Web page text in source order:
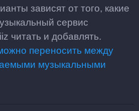
зависят от того, какие
сервис
читать и добавлять.
переносить между
музыкальными